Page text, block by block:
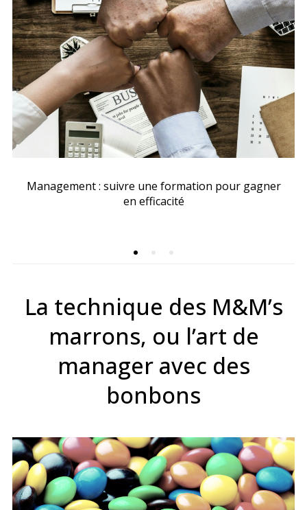
Management : suivre une formation pour gagner
en efficacité
La technique des M&M’s
marrons, ou l’art de
manager avec des
bonbons